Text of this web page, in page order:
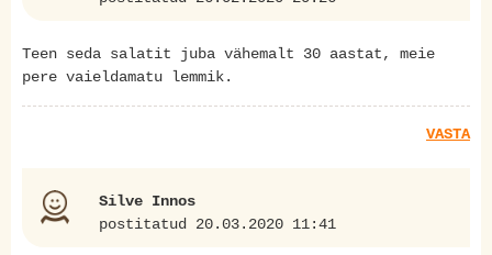
Teen seda salatit juba vähemalt 30 aastat, meie
pere vaieldamatu lemmik.
VASTA
Silve Innos
postitatud 20.03.2020 11:41